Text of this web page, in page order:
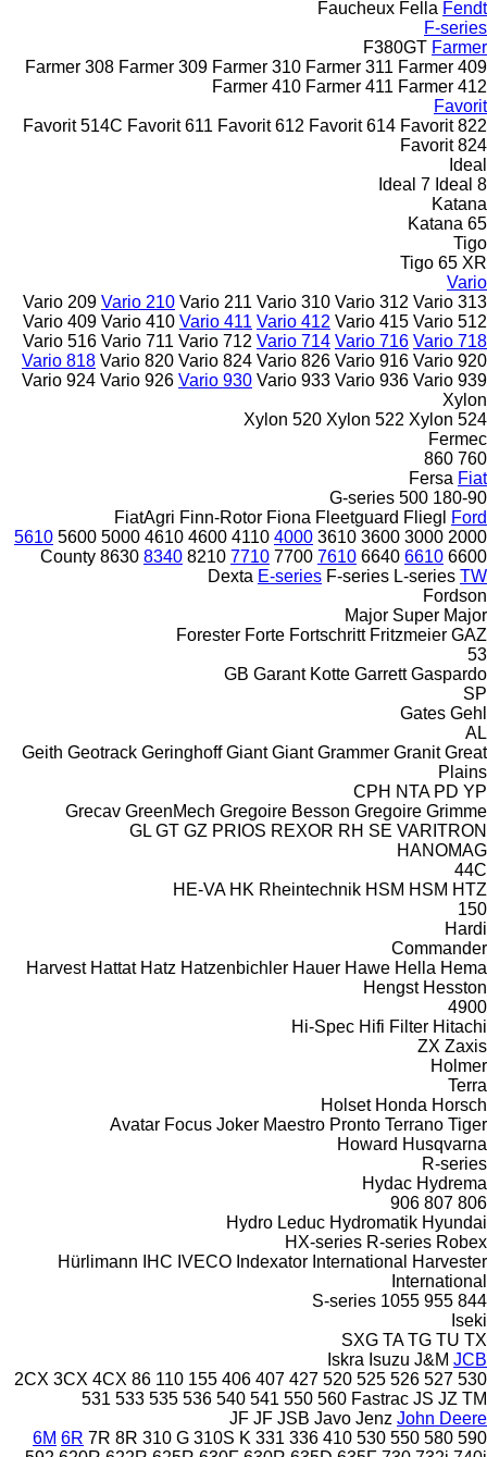
Faucheux Fella Fendt
F-series
F380GT Farmer
Farmer 308 Farmer 309 Farmer 310 Farmer 311 Farmer 409
Farmer 410 Farmer 411 Farmer 412
Favorit
Favorit 514C Favorit 611 Favorit 612 Favorit 614 Favorit 822
Favorit 824
Ideal
Ideal 7 Ideal 8
Katana
Katana 65
Tigo
Tigo 65 XR
Vario
Vario 209 Vario 210 Vario 211 Vario 310 Vario 312 Vario 313
Vario 409 Vario 410 Vario 411 Vario 412 Vario 415 Vario 512
Vario 516 Vario 711 Vario 712 Vario 714 Vario 716 Vario 718
Vario 818 Vario 820 Vario 824 Vario 826 Vario 916 Vario 920
Vario 924 Vario 926 Vario 930 Vario 933 Vario 936 Vario 939
Xylon
Xylon 520 Xylon 522 Xylon 524
Fermec
760
860
Fersa Fiat
180-90
500
G-series
FiatAgri Finn-Rotor Fiona Fleetguard Fliegl
Ford
2000
3000
3600
3610
4000
4110
4600
4610
5000
5600
5610
6600
6610
6640
7610
7700
7710
8210
8340
8630
County
Dexta E-series F-series L-series TW
Fordson
Major Super Major
Forester Forte Fortschritt Fritzmeier GAZ
53
GB Garant Kotte Garrett Gaspardo
SP
Gates Gehl
AL
Geith Geotrack Geringhoff Giant Giant Grammer Granit Great
Plains
CPH NTA PD YP
Grecav GreenMech Gregoire Besson Gregoire Grimme
GL GT GZ PRIOS REXOR RH SE VARITRON
HANOMAG
44C
HE-VA HK Rheintechnik HSM HSM HTZ
150
Hardi
Commander
Harvest Hattat Hatz Hatzenbichler Hauer Hawe Hella Hema
Hengst Hesston
4900
Hi-Spec Hifi Filter Hitachi
ZX Zaxis
Holmer
Terra
Holset Honda Horsch
Avatar Focus Joker Maestro Pronto Terrano Tiger
Howard Husqvarna
R-series
Hydac Hydrema
806
807
906
Hydro Leduc Hydromatik Hyundai
HX-series R-series Robex
Hürlimann
IHC IVECO Indexator International Harvester
International
844
955
1055
S-series
Iseki
SXG TA TG TU TX
Iskra Isuzu J&M JCB
2CX 3CX 4CX 86 110 155 406 407 427 520 525 526 527 530
531 533 535 536 540 541 550 560 Fastrac JS JZ TM
JF JF JSB Javo Jenz John Deere
6M 6R 7R 8R 310 G 310S K 331 336 410 530 550 580 590